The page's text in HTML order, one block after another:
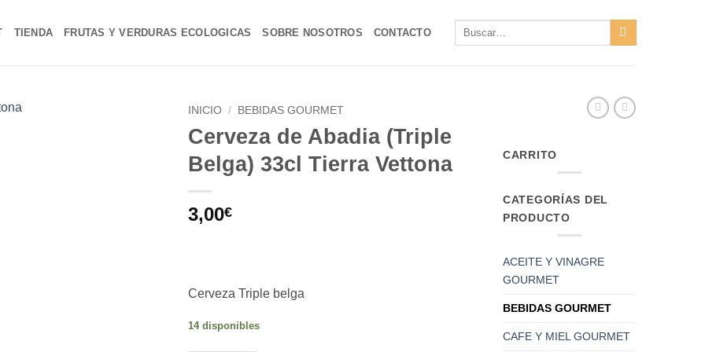
TIENDA FRUTAS Y VERDURAS ECOLOGICAS SOBRE NOSOTROS CONTACTO
Buscar
INICIO / BEBIDAS GOURMET
Cerveza de Abadia (Triple
Belga) 33cl Tierra Vettona
3,00€
Cerveza Triple belga
14 disponibles
CARRITO
CATEGORÍAS DEL
PRODUCTO
ACEITE Y VINAGRE
GOURMET
BEBIDAS GOURMET
CAFE Y MIEL GOURMET